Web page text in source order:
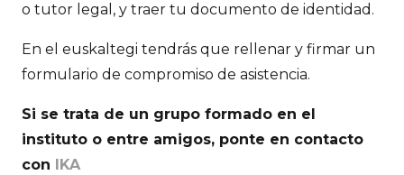
o tutor legal, y traer tu documento de identidad.
En el euskaltegi tendrás que rellenar y firmar un
formulario de compromiso de asistencia.
Si se trata de un grupo formado en el
instituto o entre amigos, ponte en contacto
con IKA